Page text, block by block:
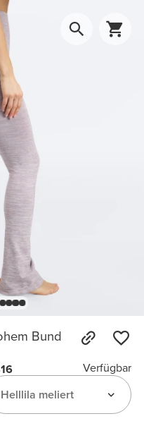
Bund
Verfügbar
Helllila meliert